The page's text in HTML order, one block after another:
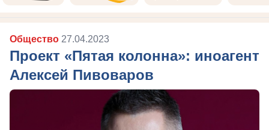
Общество 27.04.2023
Проект «Пятая колонна»: иноагент
Алексей Пивоваров